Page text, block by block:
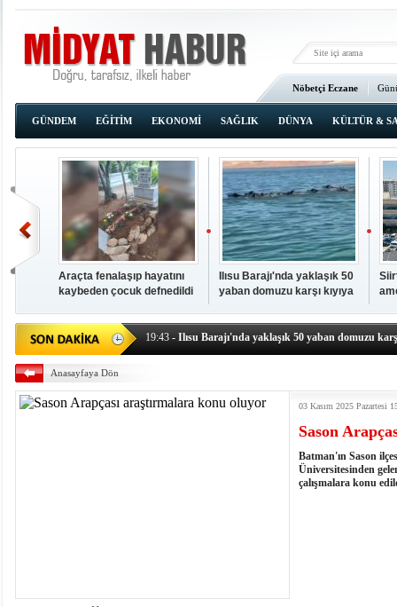
Nöbetçi Eczane
Ana Sayfa
GÜNDEM
EĞİTİM EKONOMİ SAĞLIK DÜNYA KÜLTÜR &
Araçta fenalaşıp hayatını
kaybeden çocuk defnedildi
Ilısu Barajı'nda yaklaşık 50
yaban domuzu karşı kıyıya
- OKUMAK İÇİN TIKLAYIN
19:43 - Ilısu Barajı'nda yaklaşık 50 yaban domuzu
19:42- Hacıoğlu: UMKE ekipleri bilgi, cesaret ve
19:08- HÜDA PAR Şırnak il başkanı Yalçın:
- Öter: Maneviyatı ve ahlaki yapıyı bozan en
- MARSU, Kabala Mahallesi'nin Yaklaşık 40
- VEFAT • Mehmet Ata Baştuğ
- Mardin’de yangına müdahale eden itfaiye
- Başkan Genç, Şırnak'ta dönel kavşak çağrısını
Anasayfaya Dön
03 Kasım 2025 Pazartesi
Sason
Batman'ın Sason
Üniversitesinden
çalışmalara konu